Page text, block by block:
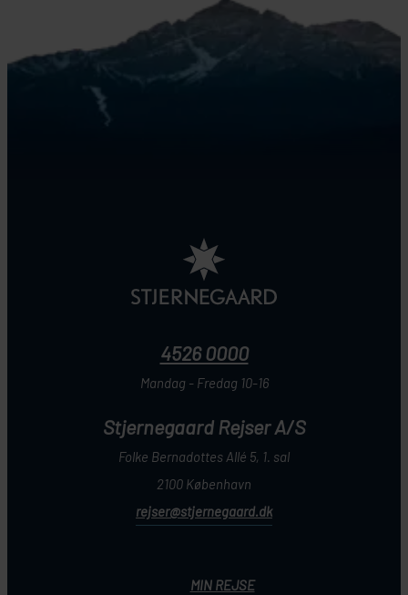
4526 0000
Mandag - Fredag 10-16
Stjernegaard Rejser A/S
Folke Bernadottes Allé 5, 1. sal
2100 København
rejser@stjernegaard.dk
MIN REJSE